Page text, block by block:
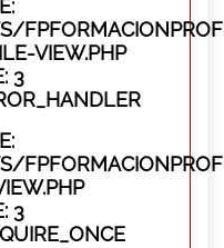
VIEW.PHP
3
3